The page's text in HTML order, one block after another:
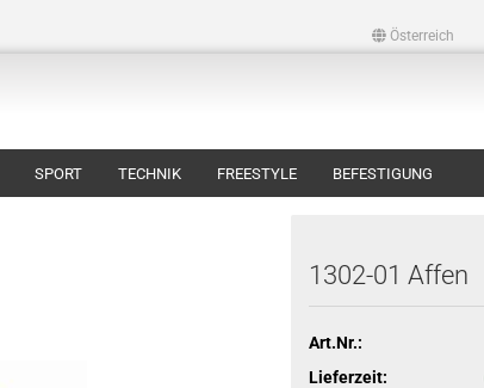
Österreich
SPORT TECHNIK FREESTYLE BEFESTIGUNG
1302-01 Affen
Art.Nr.:
Lieferzeit: